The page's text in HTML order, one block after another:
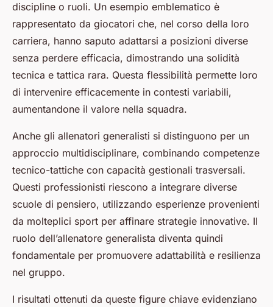
discipline o ruoli. Un esempio emblematico è
rappresentato da giocatori che, nel corso della loro
carriera, hanno saputo adattarsi a posizioni diverse
senza perdere efficacia, dimostrando una solidità
tecnica e tattica rara. Questa flessibilità permette loro
di intervenire efficacemente in contesti variabili,
aumentandone il valore nella squadra.
Anche gli allenatori generalisti si distinguono per un
approccio multidisciplinare, combinando competenze
tecnico-tattiche con capacità gestionali trasversali.
Questi professionisti riescono a integrare diverse
scuole di pensiero, utilizzando esperienze provenienti
da molteplici sport per affinare strategie innovative. Il
ruolo dell’allenatore generalista diventa quindi
fondamentale per promuovere adattabilità e resilienza
nel gruppo.
I risultati ottenuti da queste figure chiave evidenziano